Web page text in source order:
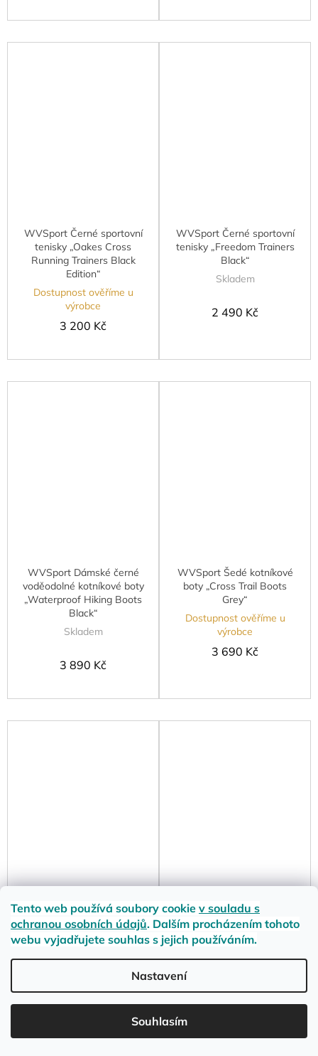
Tento web používá soubory cookie v souladu s
ochranou osobních údajů. Dalším procházením tohoto
webu vyjadřujete souhlas s jejich používáním.
Nastavení
Souhlasím
LETNÍ DOPRAVA ZDARMA pro objednávky nad 900,- na pobočky
WVSport Černé sportovní
tenisky „Oakes Cross
Running Trainers Black
Edition“
Dostupnost ověříme u
výrobce
3 200 Kč
WVSport Černé sportovní
tenisky „Freedom Trainers
Black“
Skladem
2 490 Kč
WVSport Dámské černé
voděodolné kotníkové boty
„Waterproof Hiking Boots
Black“
Skladem
3 890 Kč
WVSport Šedé kotníkové
boty „Cross Trail Boots
Grey“
Dostupnost ověříme u
výrobce
3 690 Kč
WVSport Dámské tmavě
hnědé voděodolné
kotníkové boty
Černý pásek „Classic
3,5cm Belt Black“
Skladem